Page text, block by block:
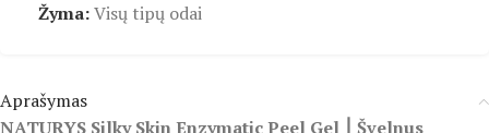
Žyma:Visų tipų odai
Aprašymas
NATURYS Silky Skin Enzymatic Peel Gel ⎮ Švelnus